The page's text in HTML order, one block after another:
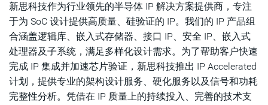
IP解决方案
IP技术公告
最新动态
资源
新思科技作为行业领先的半导体 IP 解决方案提供商，专注
于为 SoC 设计提供高质量、硅验证的 IP。我们的 IP 产品组
合涵盖逻辑库、嵌入式存储器、接口 IP、安全 IP、嵌入式
处理器及子系统，满足多样化设计需求。为了帮助客户快速
完成 IP 集成并加速芯片验证，新思科技推出 IP Accelerated
计划，提供专业的架构设计服务、硬化服务以及信号和功耗
完整性分析。凭借在 IP 质量上的持续投入、完善的技术支